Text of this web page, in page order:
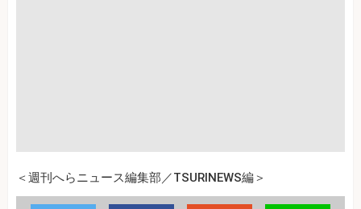
＜週刊へらニュース編集部／TSURINEWS編＞